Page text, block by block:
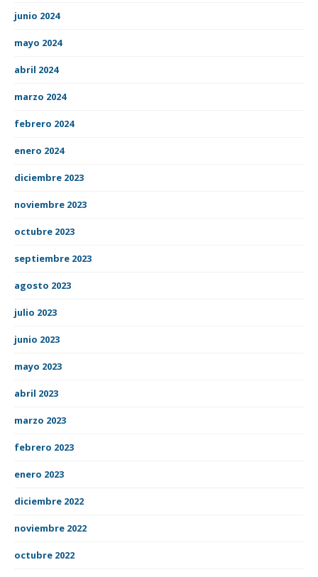
junio 2024
mayo 2024
abril 2024
marzo 2024
febrero 2024
enero 2024
diciembre 2023
noviembre 2023
octubre 2023
septiembre 2023
agosto 2023
julio 2023
junio 2023
mayo 2023
abril 2023
marzo 2023
febrero 2023
enero 2023
diciembre 2022
noviembre 2022
octubre 2022